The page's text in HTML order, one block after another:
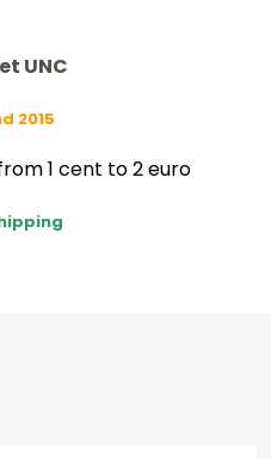
UNC
2015
1 cent to 2 euro